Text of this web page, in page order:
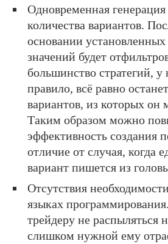
Одновременная
количества вариантов.
основании установленных
значений будет
большинство стратегий, у
правило, всё равно
вариантов, из которых он
Таким образом можно
эффективность создания
отличие от случая, когда
вариант пишется из
Отсутствия
языках
трейдеру не распыляться
слишком нужной ему